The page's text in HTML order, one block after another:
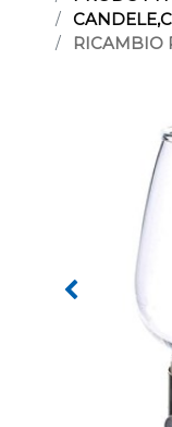
RICAMBIO